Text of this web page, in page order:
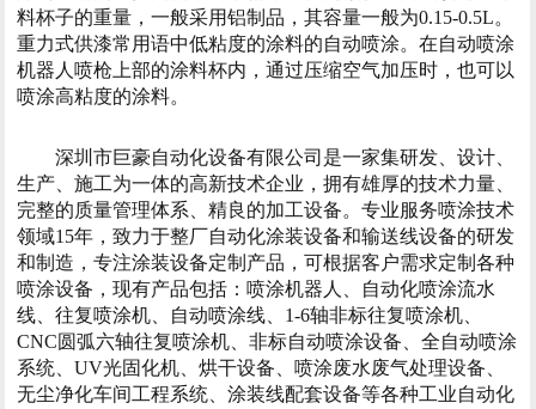
料杯子的重量，一般采用铝制品，其容量一般为0.15-0.5L。
重力式供漆常用语中低粘度的涂料的自动喷涂。在自动喷涂
机器人喷枪上部的涂料杯内，通过压缩空气加压时，也可以
喷涂高粘度的涂料。
深圳市巨豪自动化设备有限公司是一家集研发、设计、
生产、施工为一体的高新技术企业，拥有雄厚的技术力量、
完整的质量管理体系、精良的加工设备。专业服务喷涂技术
领域15年，致力于整厂自动化涂装设备和输送线设备的研发
和制造，专注涂装设备定制产品，可根据客户需求定制各种
喷涂设备，现有产品包括：喷涂机器人、自动化喷涂流水
线、往复喷涂机、自动喷涂线、1-6轴非标往复喷涂机、
CNC圆弧六轴往复喷涂机、非标自动喷涂设备、全自动喷涂
系统、UV光固化机、烘干设备、喷涂废水废气处理设备、
无尘净化车间工程系统、涂装线配套设备等各种工业自动化